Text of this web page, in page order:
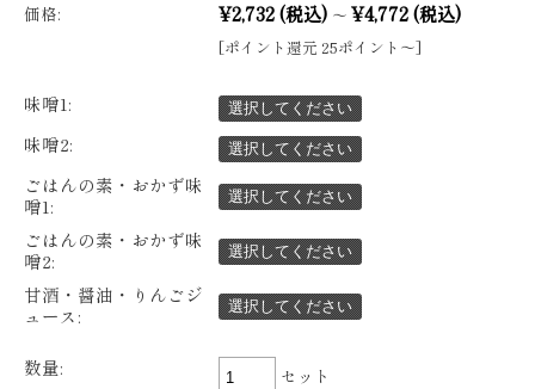
価格: ¥2,732(税込) ～ ¥4,772(税込)
[ポイント還元 25ポイント〜]
味噌1: 選択してください
味噌2: 選択してください
ごはんの素・おかず味
噌1:
選択してください
ごはんの素・おかず味
噌2:
選択してください
甘酒・醤油・りんごジ
ュース:
選択してください
数量: セット